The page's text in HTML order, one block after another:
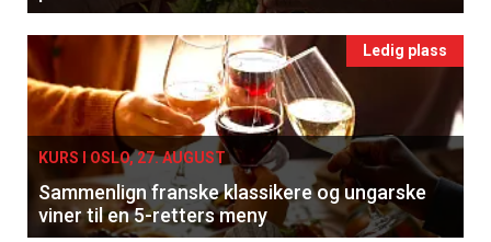
Ledig plass
KURS I OSLO, 27. AUGUST
Sammenlign franske klassikere og ungarske
viner til en 5-retters meny